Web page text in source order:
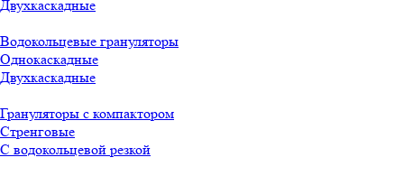
Двухкаскадные
Водокольцевые грануляторы
Однокаскадные
Двухкаскадные
Грануляторы с компактором
Стренговые
С водокольцевой резкой